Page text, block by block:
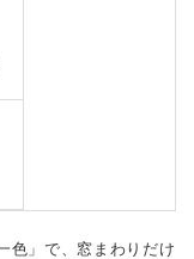
色 」で、窓まわりだけ